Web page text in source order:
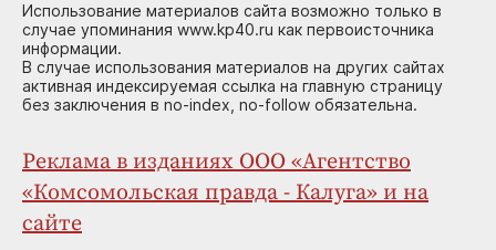
Использование материалов сайта возможно только в
случае упоминания www.kp40.ru как первоисточника
информации.
В случае использования материалов на других сайтах
активная индексируемая ссылка на главную страницу
без заключения в no-index, no-follow обязательна.
Реклама в изданиях ООО «Агентство
«Комсомольская правда - Калуга» и на
сайте